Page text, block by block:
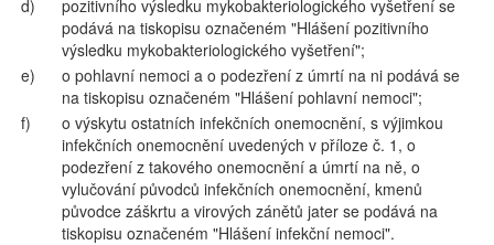
d)
pozitivního výsledku mykobakteriologického vyšetření se
podává na tiskopisu označeném "Hlášení pozitivního
výsledku mykobakteriologického vyšetření";
e)
o pohlavní nemoci a o podezření z úmrtí na ni podává se
na tiskopisu označeném "Hlášení pohlavní nemoci";
f)
o výskytu ostatních infekčních onemocnění, s výjimkou
infekčních onemocnění uvedených v příloze č. 1, o
podezření z takového onemocnění a úmrtí na ně, o
vylučování původců infekčních onemocnění, kmenů
původce záškrtu a virových zánětů jater se podává na
tiskopisu označeném "Hlášení infekční nemoci".